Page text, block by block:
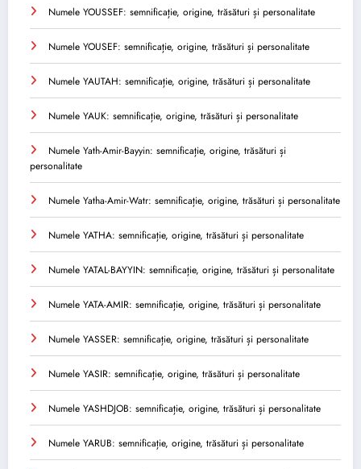
Numele YOUSSEF: semnificație, origine, trăsături și personalitate
Numele YOUSEF: semnificație, origine, trăsături și personalitate
Numele YAUTAH: semnificație, origine, trăsături și personalitate
Numele YAUK: semnificație, origine, trăsături și personalitate
Numele Yath-Amir-Bayyin: semnificație, origine, trăsături și
personalitate
Numele Yatha-Amir-Watr: semnificație, origine, trăsături și personalitate
Numele YATHA: semnificație, origine, trăsături și personalitate
Numele YATAL-BAYYIN: semnificație, origine, trăsături și personalitate
Numele YATA-AMIR: semnificație, origine, trăsături și personalitate
Numele YASSER: semnificație, origine, trăsături și personalitate
Numele YASIR: semnificație, origine, trăsături și personalitate
Numele YASHDJOB: semnificație, origine, trăsături și personalitate
Numele YARUB: semnificație, origine, trăsături și personalitate